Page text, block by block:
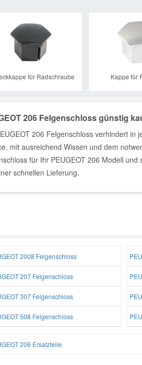
für Radschraube Kappe für
206 Felgenschloss günstig
206 Felgenschloss verhindert
mit ausreichend Wissen und dem
für Ihr PEUGEOT 206 Modell
schnellen Lieferung.
2008 Felgenschloss
207 Felgenschloss
307 Felgenschloss
508 Felgenschloss
206 Ersatzteile